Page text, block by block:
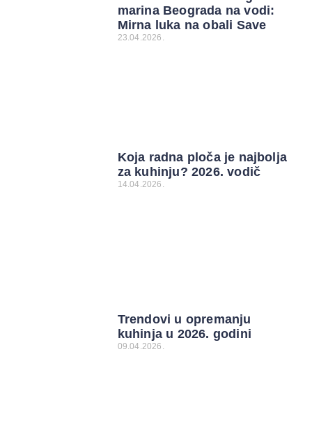
marina Beograda na vodi:
Mirna luka na obali Save
23.04.2026.
Koja radna ploča je najbolja
za kuhinju? 2026. vodič
14.04.2026.
Trendovi u opremanju
kuhinja u 2026. godini
09.04.2026.